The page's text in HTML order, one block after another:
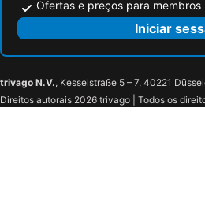
Ofertas e preços para membros
Iniciar
trivago N.V., Kesselstraße 5 – 7, 40221
Direitos autorais 2026 trivago | Todos os